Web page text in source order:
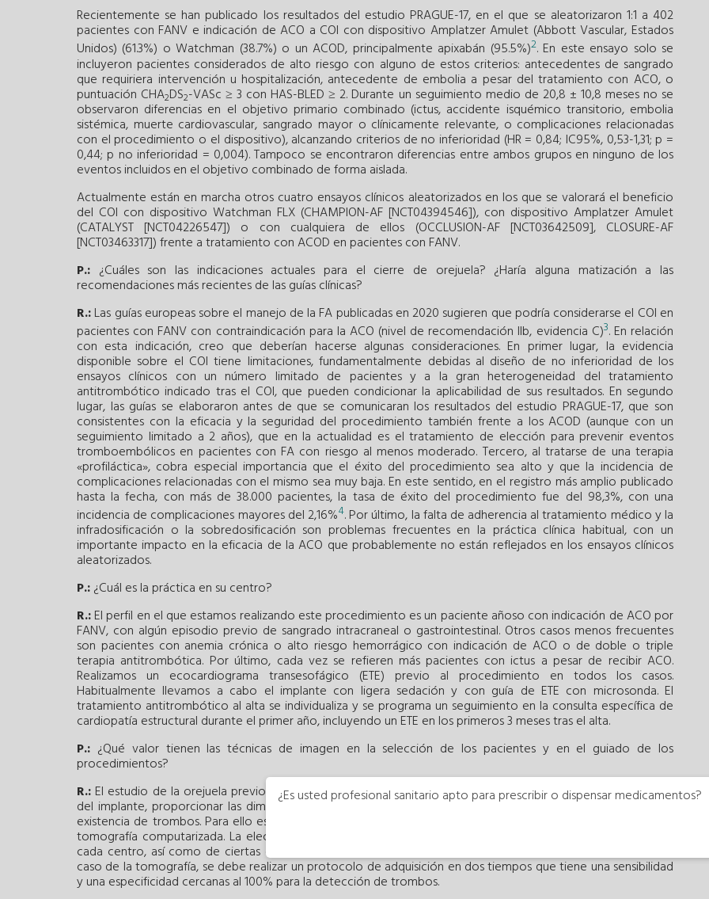
Recientemente se han publicado los resultados del estudio PRAGUE-17, en el que se aleatorizaron 1:1 a 402
pacientes con FANV e indicación de ACO a COI con dispositivo Amplatzer Amulet (Abbott Vascular, Estados
Unidos) (61.3%) o Watchman (38.7%) o un ACOD, principalmente apixabán (95.5%)2. En este ensayo solo se
incluyeron pacientes considerados de alto riesgo con alguno de estos criterios: antecedentes de sangrado
que requiriera intervención u hospitalización, antecedente de embolia a pesar del tratamiento con ACO, o
puntuación CHA2DS2-VASc ≥ 3 con HAS-BLED ≥ 2. Durante un seguimiento medio de 20,8 ± 10,8 meses no se
observaron diferencias en el objetivo primario combinado (ictus, accidente isquémico transitorio, embolia
sistémica, muerte cardiovascular, sangrado mayor o clínicamente relevante, o complicaciones relacionadas
con el procedimiento o el dispositivo), alcanzando criterios de no inferioridad (HR = 0,84; IC95%, 0,53-1,31; p =
0,44; p no inferioridad = 0,004). Tampoco se encontraron diferencias entre ambos grupos en ninguno de los
eventos incluidos en el objetivo combinado de forma aislada.
Actualmente están en marcha otros cuatro ensayos clínicos aleatorizados en los que se valorará el beneficio
del COI con dispositivo Watchman FLX (CHAMPION-AF [NCT04394546]), con dispositivo Amplatzer Amulet
(CATALYST [NCT04226547]) o con cualquiera de ellos (OCCLUSION-AF [NCT03642509], CLOSURE-AF
[NCT03463317]) frente a tratamiento con ACOD en pacientes con FANV.
P.: ¿Cuáles son las indicaciones actuales para el cierre de orejuela? ¿Haría alguna matización a las
recomendaciones más recientes de las guías clínicas?
R.:Las guías europeas sobre el manejo de la FA publicadas en 2020 sugieren que podría considerarse el COI en
pacientes con FANV con contraindicación para la ACO (nivel de recomendación IIb, evidencia C)3. En relación
con esta indicación, creo que deberían hacerse algunas consideraciones. En primer lugar, la evidencia
disponible sobre el COI tiene limitaciones, fundamentalmente debidas al diseño de no inferioridad de los
ensayos clínicos con un número limitado de pacientes y a la gran heterogeneidad del tratamiento
antitrombótico indicado tras el COI, que pueden condicionar la aplicabilidad de sus resultados. En segundo
lugar, las guías se elaboraron antes de que se comunicaran los resultados del estudio PRAGUE-17, que son
consistentes con la eficacia y la seguridad del procedimiento también frente a los ACOD (aunque con un
seguimiento limitado a 2 años), que en la actualidad es el tratamiento de elección para prevenir eventos
tromboembólicos en pacientes con FA con riesgo al menos moderado. Tercero, al tratarse de una terapia
«profiláctica», cobra especial importancia que el éxito del procedimiento sea alto y que la incidencia de
complicaciones relacionadas con el mismo sea muy baja. En este sentido, en el registro más amplio publicado
hasta la fecha, con más de 38.000 pacientes, la tasa de éxito del procedimiento fue del 98,3%, con una
incidencia de complicaciones mayores del 2,16%4. Por último, la falta de adherencia al tratamiento médico y la
infradosificación o la sobredosificación son problemas frecuentes en la práctica clínica habitual, con un
importante impacto en la eficacia de la ACO que probablemente no están reflejados en los ensayos clínicos
aleatorizados.
P.:¿Cuál es la práctica en su centro?
R.:El perfil en el que estamos realizando este procedimiento es un paciente añoso con indicación de ACO por
FANV, con algún episodio previo de sangrado intracraneal o gastrointestinal. Otros casos menos frecuentes
son pacientes con anemia crónica o alto riesgo hemorrágico con indicación de ACO o de doble o triple
terapia antitrombótica. Por último, cada vez se refieren más pacientes con ictus a pesar de recibir ACO.
Realizamos un ecocardiograma transesofágico (ETE) previo al procedimiento en todos los casos.
Habitualmente llevamos a cabo el implante con ligera sedación y con guía de ETE con microsonda. El
tratamiento antitrombótico al alta se individualiza y se programa un seguimiento en la consulta específica de
cardiopatía estructural durante el primer año, incluyendo un ETE en los primeros 3 meses tras el alta.
P.: ¿Qué valor tienen las técnicas de imagen en la selección de los pacientes y en el guiado de los
procedimientos?
R.: El estudio de la orejuela previo al procedimiento tiene como objetivo determinar la viabilidad anatómica
del implante, proporcionar las dimensiones precisas para la selección del tamaño del dispositivo y excluir la
existencia de trombos. Para ello es necesario realizar una técnica de imagen tridimensional, en general ETE o
tomografía computarizada. La elección de una u otra dependerá de su accesibilidad y de la experiencia en
cada centro, así como de ciertas características del paciente, como la presencia de insuficiencia renal. En el
caso de la tomografía, se debe realizar un protocolo de adquisición en dos tiempos que tiene una sensibilidad
y una especificidad cercanas al 100% para la detección de trombos.
¿Es usted profesional sanitario apto para prescribir o dispensar medicamentos?